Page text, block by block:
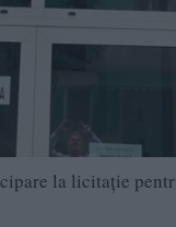
la licitație